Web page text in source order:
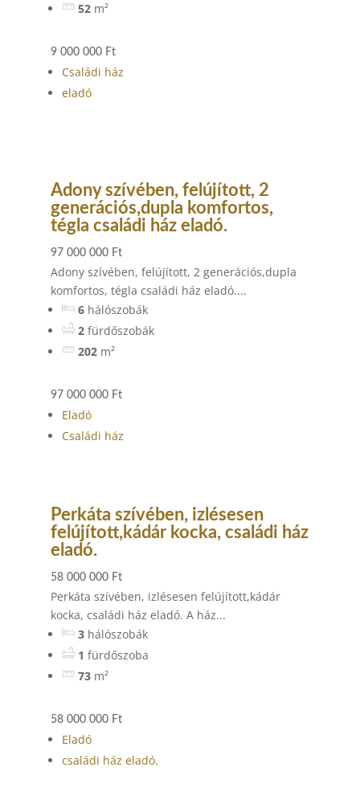
52 m²
9 000 000 Ft
Családi ház
eladó
Adony szívében, felújított, 2
generációs,dupla komfortos,
tégla családi ház eladó.
97 000 000 Ft
Adony szívében, felújított, 2 generációs,dupla
komfortos, tégla családi ház eladó....
6 hálószobák
2 fürdőszobák
202 m²
97 000 000 Ft
Eladó
Családi ház
Perkáta szívében, izlésesen
felújított,kádár kocka, családi ház
eladó.
58 000 000 Ft
Perkáta szívében, izlésesen felújított,kádár
kocka, családi ház eladó. A ház...
3 hálószobák
1 fürdőszoba
73 m²
58 000 000 Ft
Eladó
családi ház eladó.